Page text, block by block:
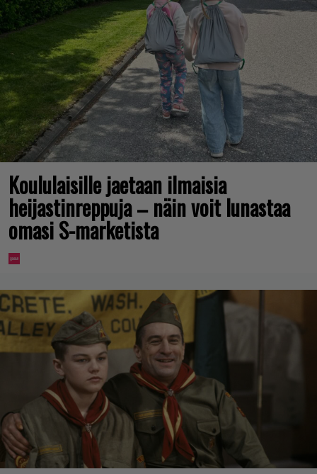
Koululaisille jaetaan ilmaisia
heijastinreppuja – näin voit lunastaa
omasi S-marketista